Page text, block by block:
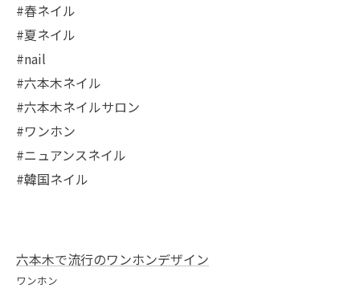
#春ネイル
#夏ネイル
#nail
#六本木ネイル
#六本木ネイルサロン
#ワンホン
#ニュアンスネイル
#韓国ネイル
六本木で流行のワンホンデザイン
ワンホン